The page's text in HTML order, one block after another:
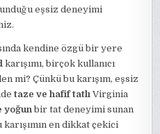
eşsiz deneyimi
kendine özgü bir yere
karışımı, birçok kullanıcı
mi? Çünkü bu karışım, eşsiz
taze ve hafif tatlı Virginia
yoğunbir tat deneyimi sunan
en dikkat çekici